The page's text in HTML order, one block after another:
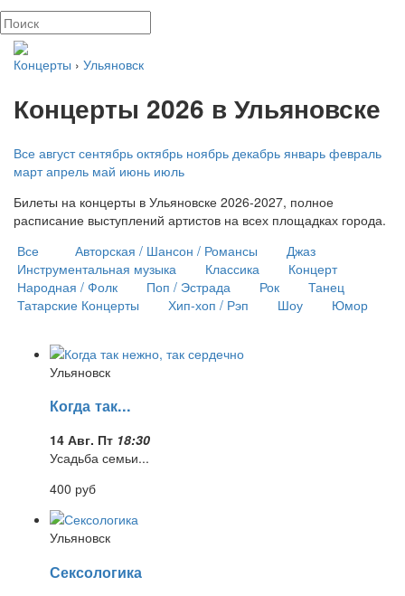
Концерты › Ульяновск
Концерты 2026 в Ульяновске
Все август сентябрь октябрь ноябрь декабрь январь февраль
март апрель май июнь июль
Билеты на концерты в Ульяновске 2026-2027, полное
расписание выступлений артистов на всех площадках города.
Все
Авторская / Шансон / Романсы
Джаз
Инструментальная музыка
Классика
Концерт
Народная / Фолк
Поп / Эстрада Рок
Танец
Татарские Концерты
Хип-хоп / Рэп Шоу Юмор
Ульяновск
Когда так...
14 Авг. Пт 18:30
Усадьба семьи...
400 руб
Ульяновск
Сексологика